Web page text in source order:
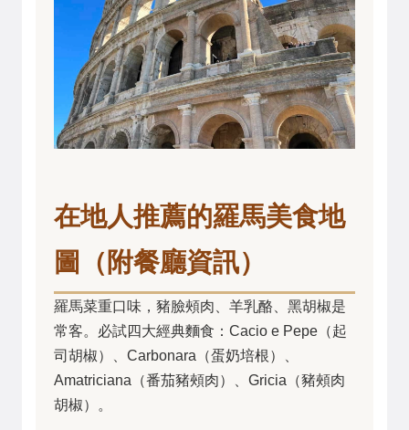
在地人推薦的羅馬美食地
圖（附餐廳資訊）
羅馬菜重口味，豬臉頰肉、羊乳酪、黑胡椒是
常客。必試四大經典麵食：Cacio e Pepe（起
司胡椒）、Carbonara（蛋奶培根）、
Amatriciana（番茄豬頰肉）、Gricia（豬頰肉
胡椒）。